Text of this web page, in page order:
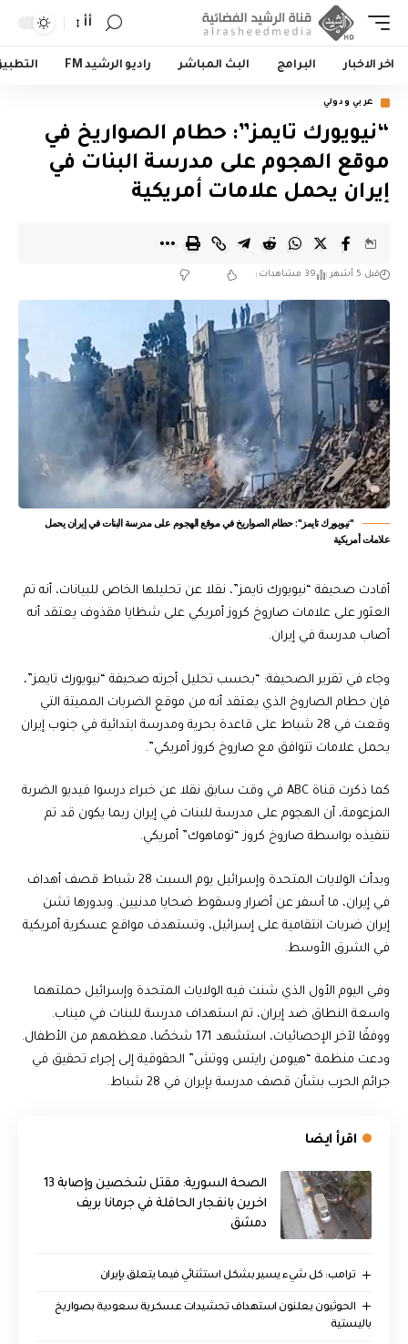
أأ
اخر الاخبار البرامج البث المباشر راديو الرشيد FM
عربي ودولي
“نيويورك تايمز”: حطام الصواريخ في
موقع الهجوم على مدرسة البنات في
إيران يحمل علامات أمريكية
قبل 5 أشهر 39 مشاهدات
"نيويورك تايمز": حطام الصواريخ في موقع الهجوم على مدرسة البنات في إيران يحمل
علامات أمريكية
أفادت صحيفة “نيويورك تايمز”، نقلا عن تحليلها الخاص للبيانات، أنه تم
العثور على علامات صاروخ كروز أمريكي على شظايا مقذوف يعتقد أنه
أصاب مدرسة في إيران.
وجاء في تقرير الصحيفة: “بحسب تحليل أجرته صحيفة “نيويورك تايمز”،
فإن حطام الصاروخ الذي يعتقد أنه من موقع الضربات المميتة التي
وقعت في 28 شباط على قاعدة بحرية ومدرسة ابتدائية في جنوب إيران
يحمل علامات تتوافق مع صاروخ كروز أمريكي”.
كما ذكرت قناة ABC في وقت سابق نقلا عن خبراء درسوا فيديو الضربة
المزعومة، أن الهجوم على مدرسة للبنات في إيران ربما يكون قد تم
تنفيذه بواسطة صاروخ كروز “توماهوك” أمريكي.
وبدأت الولايات المتحدة وإسرائيل يوم السبت 28 شباط قصف أهداف
في إيران، ما أسفر عن أضرار وسقوط ضحايا مدنيين. وبدورها تشن
إيران ضربات انتقامية على إسرائيل، وتستهدف مواقع عسكرية أمريكية
في الشرق الأوسط.
وفي اليوم الأول الذي شنت فيه الولايات المتحدة وإسرائيل حملتهما
واسعة النطاق ضد إيران، تم استهداف مدرسة للبنات في ميناب.
ووفقًا لآخر الإحصائيات، استشهد 171 شخصًا، معظمهم من الأطفال.
ودعت منظمة “هيومن رايتس ووتش” الحقوقية إلى إجراء تحقيق في
جرائم الحرب بشأن قصف مدرسة بإيران في 28 شباط.
اقرأ ايضا
الصحة السورية: مقتل شخصين وإصابة 13
اخرين بانفجار الحافلة في جرمانا بريف
دمشق
ترامب: كل شيء يسير بشكل استثنائي فيما يتعلق بإيران
الحوثيون يعلنون استهداف تحشيدات عسكرية سعودية بصواريخ
باليستية